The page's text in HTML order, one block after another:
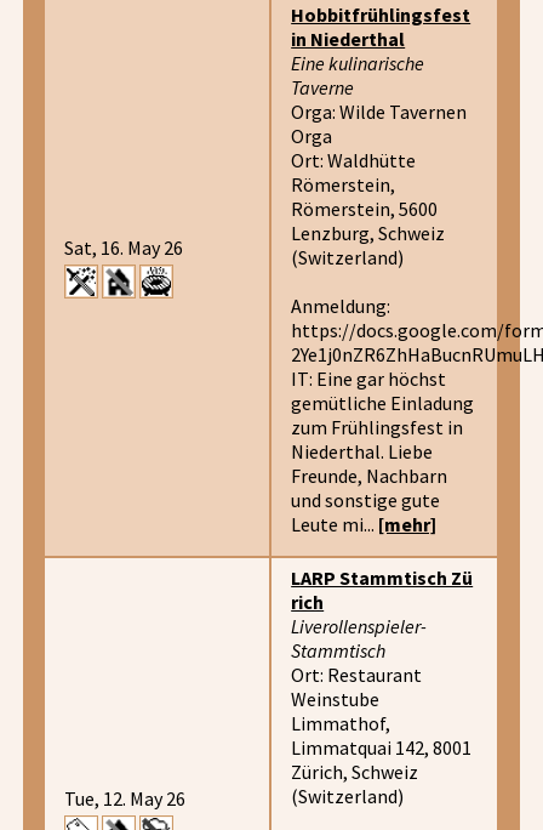
Sat, 16. May 26
Hobbitfrühlingsfest
in Niederthal
Eine kulinarische
Taverne
Orga: Wilde Tavernen
Orga
Ort: Waldhütte
Römerstein,
Römerstein, 5600
Lenzburg, Schweiz
(Switzerland)
Anmeldung:
https://docs.google.com/
IT: Eine gar höchst
gemütliche Einladung
zum Frühlingsfest in
Niederthal. Liebe
Freunde, Nachbarn
und sonstige gute
Leute mi... [mehr]
Tue, 12. May 26
LARP Stammtisch Zü
rich
Liverollenspieler-
Stammtisch
Ort: Restaurant
Weinstube
Limmathof,
Limmatquai 142, 8001
Zürich, Schweiz
(Switzerland)